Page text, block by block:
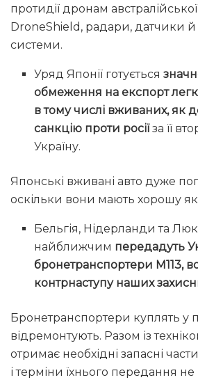
протидії дронам
DroneShield, радари, датчики й
системи.
Уряд Японії готується
обмеження на експорт
в тому числі вживаних, як
санкцію проти росіїза її
Україну.
Японські вживані авто дуже
оскільки вони мають хорошу
Бельгія, Нідерланди та
найближчим передадуть
бронетранспортери М113,
контрнаступу наших
Бронетранспортери куплять у
відремонтують. Разом із
отримає необхідні запасні
і терміни їхнього передання